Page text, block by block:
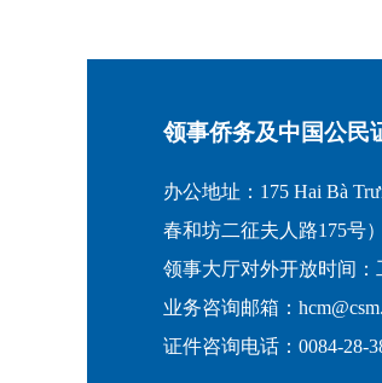
领事侨务及中国公民
办公地址：175 Hai Bà
春和坊二征夫人路175号）
领事大厅对外开放时间：
业务咨询邮箱：
证件咨询电话：0084-28-